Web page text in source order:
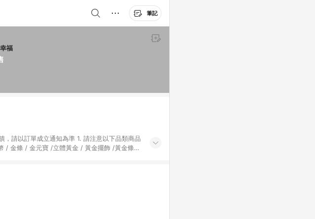
筆記
福
知為準 1. 請注意以下品類商品
/ 金條 / 金元寶 /立體黃金 / 黃金擺飾 /黃金條
」及顯示商店名稱者(指定活動店家除外) 3. 訂